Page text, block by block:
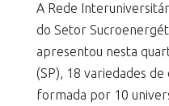
A Rede
do Setor
apresentou nesta
(SP), 18 variedades
formada por 10